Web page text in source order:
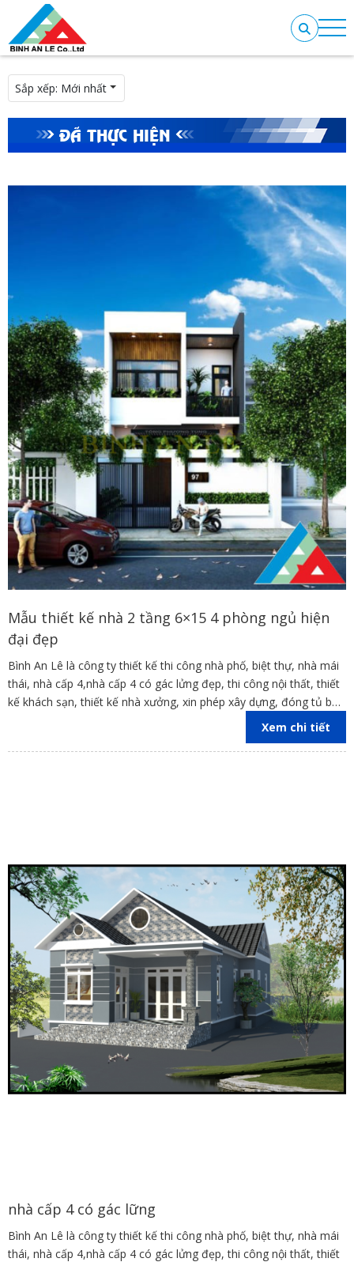
Sắp xếp: Mới nhất
ĐÃ THỰC HIỆN
Mẫu thiết kế nhà 2 tầng 6×15 4 phòng ngủ hiện
đại đẹp
Bình An Lê là công ty thiết kế thi công nhà phố, biệt thự, nhà mái
thái, nhà cấp 4,nhà cấp 4 có gác lửng đẹp, thi công nội thất, thiết
kế khách sạn, thiết kế nhà xưởng, xin phép xây dựng, đóng tủ bếp
trên địa bàn các tỉnh Đồng Nai, Bình Dương, TP Hồ Chí Minh,
Xem chi tiết
nhà cấp 4 có gác lững
Bình An Lê là công ty thiết kế thi công nhà phố, biệt thự, nhà mái
thái, nhà cấp 4,nhà cấp 4 có gác lửng đẹp, thi công nội thất, thiết